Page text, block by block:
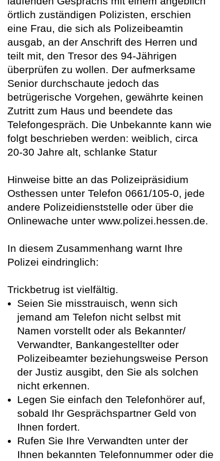
örtlich zuständigen Polizisten, erschien
eine Frau, die sich als Polizeibeamtin
ausgab, an der Anschrift des Herren und
teilt mit, den Tresor des 94-Jährigen
überprüfen zu wollen. Der aufmerksame
Senior durchschaute jedoch das
betrügerische Vorgehen, gewährte keinen
Zutritt zum Haus und beendete das
Telefongespräch. Die Unbekannte kann wie
folgt beschrieben werden: weiblich, circa
20-30 Jahre alt, schlanke Statur
Hinweise bitte an das Polizeipräsidium
Osthessen unter Telefon 0661/105-0, jede
andere Polizeidienststelle oder über die
Onlinewache unter www.polizei.hessen.de.
In diesem Zusammenhang warnt Ihre
Polizei eindringlich:
Trickbetrug ist vielfältig.
Seien Sie misstrauisch, wenn sich
jemand am Telefon nicht selbst mit
Namen vorstellt oder als Bekannter/
Verwandter, Bankangestellter oder
Polizeibeamter beziehungsweise Person
der Justiz ausgibt, den Sie als solchen
nicht erkennen.
Legen Sie einfach den Telefonhörer auf,
sobald Ihr Gesprächspartner Geld von
Ihnen fordert.
Rufen Sie Ihre Verwandten unter der
Ihnen bekannten Telefonnummer oder die